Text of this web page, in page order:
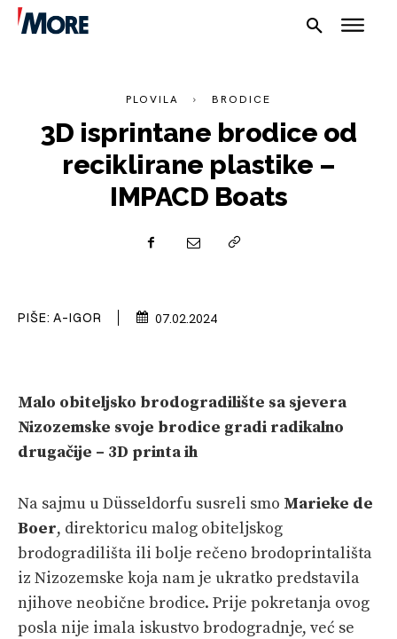
PLOVIDBA
VELIKE PRIČE
PRETPLATA
PLOVILA BRODICE
3D isprintane brodice od
reciklirane plastike –
IMPACD Boats
PIŠE: A-IGOR 07.02.2024
Malo obiteljsko brodogradilište sa sjevera
Nizozemske svoje brodice gradi radikalno
drugačije – 3D printa ih
Na sajmu u Düsseldorfu susreli smo Marieke de
Boer, direktoricu malog obiteljskog
brodogradilišta ili bolje rečeno brodoprintališta
iz Nizozemske koja nam je ukratko predstavila
njihove neobične brodice. Prije pokretanja ovog
posla nije imala iskustvo brodogradnje, već se